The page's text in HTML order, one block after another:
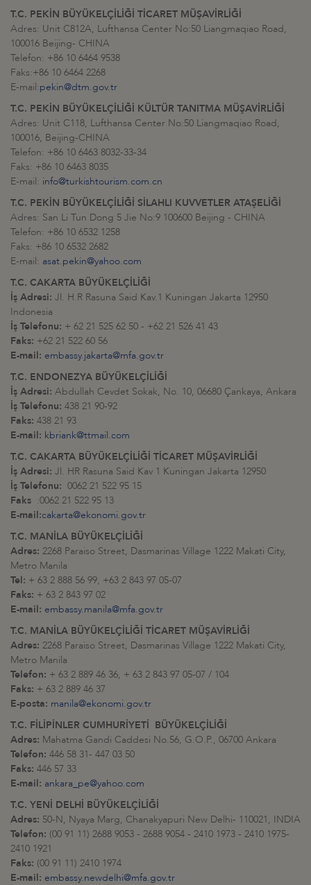
T.C. PEKİN BÜYÜKELÇİLİĞİ TİCARET MÜŞAVİRLİĞİ
Adres: Unit C812A, Lufthansa Center No:50 Liangmaqiao Road,
100016 Beijing- CHINA
Telefon: +86 10 6464 9538
Faks:+86 10 6464 2268
E-mail:pekin@dtm.gov.tr
T.C. PEKİN BÜYÜKELÇİLİĞİ KÜLTÜR TANITMA MÜŞAVİRLİĞİ
Adres: Unit C118, Lufthansa Center No:50 Liangmaqiao Road,
100016, Beijing-CHINA
Telefon: +86 10 6463 8032-33-34
Faks: +86 10 6463 8035
E-mail: info@turkishtourism.com.cn
T.C. PEKİN BÜYÜKELÇİLİĞİ SİLAHLI KUVVETLER ATAŞELİĞİ
Adres: San Li Tun Dong 5 Jie No:9 100600 Beijing - CHINA
Telefon: +86 10 6532 1258
Faks: +86 10 6532 2682
E-mail: asat.pekin@yahoo.com
T.C. CAKARTA BÜYÜKELÇİLİĞİ
İş Adresi: Jl. H.R Rasuna Said Kav.1 Kuningan Jakarta 12950
Indonesia
İş Telefonu: + 62 21 525 62 50 - +62 21 526 41 43
Faks: +62 21 522 60 56
E-mail: embassy.jakarta@mfa.gov.tr
T.C. ENDONEZYA BÜYÜKELÇİLİĞİ
İş Adresi: Abdullah Cevdet Sokak, No. 10, 06680 Çankaya, Ankara
İş Telefonu: 438 21 90-92
Faks: 438 21 93
E-mail: kbriank@ttmail.com
T.C. CAKARTA BÜYÜKELÇİLİĞİ TİCARET MÜŞAVİRLİĞİ
İş Adresi: Jl. HR Rasuna Said Kav 1 Kuningan Jakarta 12950
İş Telefonu: 0062 21 522 95 15
Faks :0062 21 522 95 13
E-mail:cakarta@ekonomi.gov.tr
T.C. MANİLA BÜYÜKELÇİLİĞİ
Adres: 2268 Paraiso Street, Dasmarinas Village 1222 Makati City,
Metro Manila
Tel: + 63 2 888 56 99, +63 2 843 97 05-07
Faks: + 63 2 843 97 02
E-mail: embassy.manila@mfa.gov.tr
T.C. MANİLA BÜYÜKELÇİLİĞİ TİCARET MÜŞAVİRLİĞİ
Adres: 2268 Paraiso Street, Dasmarinas Village 1222 Makati City,
Metro Manila
Telefon: + 63 2 889 46 36, + 63 2 843 97 05-07 / 104
Faks: + 63 2 889 46 37
E-posta: manila@ekonomi.gov.tr
T.C. FİLİPİNLER CUMHURİYETİ BÜYÜKELÇİLİĞİ
Adres: Mahatma Gandi Caddesi No.56, G.O.P., 06700 Ankara
Telefon: 446 58 31- 447 03 50
Faks: 446 57 33
E-mail: ankara_pe@yahoo.com
T.C. YENİ DELHİ BÜYÜKELÇİLİĞİ
Adres: 50-N, Nyaya Marg, Chanakyapuri New Delhi- 110021, INDIA
Telefon: (00 91 11) 2688 9053 - 2688 9054 - 2410 1973 - 2410 1975-
2410 1921
Faks: (00 91 11) 2410 1974
E-mail: embassy.newdelhi@mfa.gov.tr